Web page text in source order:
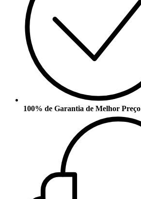
100% de Garantia de Melhor Preço